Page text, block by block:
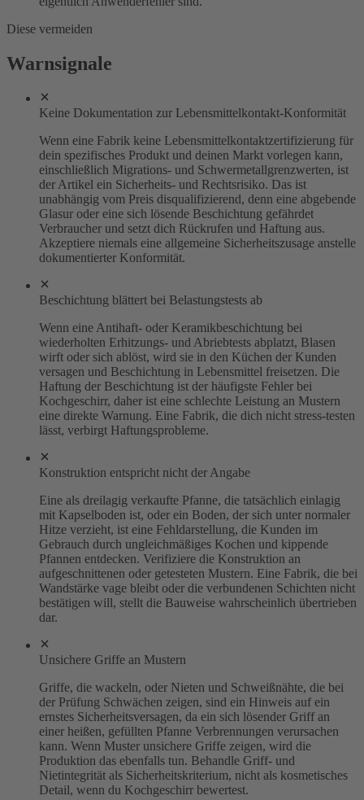
Diese vermeiden
Warnsignale
Keine Dokumentation zur Lebensmittelkontakt-Konformität
Wenn eine Fabrik keine Lebensmittelkontaktzertifizierung für
dein spezifisches Produkt und deinen Markt vorlegen kann,
einschließlich Migrations- und Schwermetallgrenzwerten, ist
der Artikel ein Sicherheits- und Rechtsrisiko. Das ist
unabhängig vom Preis disqualifizierend, denn eine abgebende
Glasur oder eine sich lösende Beschichtung gefährdet
Verbraucher und setzt dich Rückrufen und Haftung aus.
Akzeptiere niemals eine allgemeine Sicherheitszusage anstelle
dokumentierter Konformität.
Beschichtung blättert bei Belastungstests ab
Wenn eine Antihaft- oder Keramikbeschichtung bei
wiederholten Erhitzungs- und Abriebtests abplatzt, Blasen
wirft oder sich ablöst, wird sie in den Küchen der Kunden
versagen und Beschichtung in Lebensmittel freisetzen. Die
Haftung der Beschichtung ist der häufigste Fehler bei
Kochgeschirr, daher ist eine schlechte Leistung an Mustern
eine direkte Warnung. Eine Fabrik, die dich nicht stress-testen
lässt, verbirgt Haftungsprobleme.
Konstruktion entspricht nicht der Angabe
Eine als dreilagig verkaufte Pfanne, die tatsächlich einlagig
mit Kapselboden ist, oder ein Boden, der sich unter normaler
Hitze verzieht, ist eine Fehldarstellung, die Kunden im
Gebrauch durch ungleichmäßiges Kochen und kippende
Pfannen entdecken. Verifiziere die Konstruktion an
aufgeschnittenen oder getesteten Mustern. Eine Fabrik, die bei
Wandstärke vage bleibt oder die verbundenen Schichten nicht
bestätigen will, stellt die Bauweise wahrscheinlich übertrieben
dar.
Unsichere Griffe an Mustern
Griffe, die wackeln, oder Nieten und Schweißnähte, die bei
der Prüfung Schwächen zeigen, sind ein Hinweis auf ein
ernstes Sicherheitsversagen, da ein sich lösender Griff an
einer heißen, gefüllten Pfanne Verbrennungen verursachen
kann. Wenn Muster unsichere Griffe zeigen, wird die
Produktion das ebenfalls tun. Behandle Griff- und
Nietintegrität als Sicherheitskriterium, nicht als kosmetisches
Detail, wenn du Kochgeschirr bewertest.